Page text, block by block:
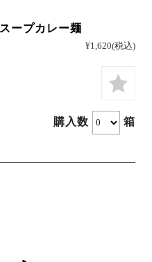
スープカレー麺
¥1,620(税込)
購入数 箱